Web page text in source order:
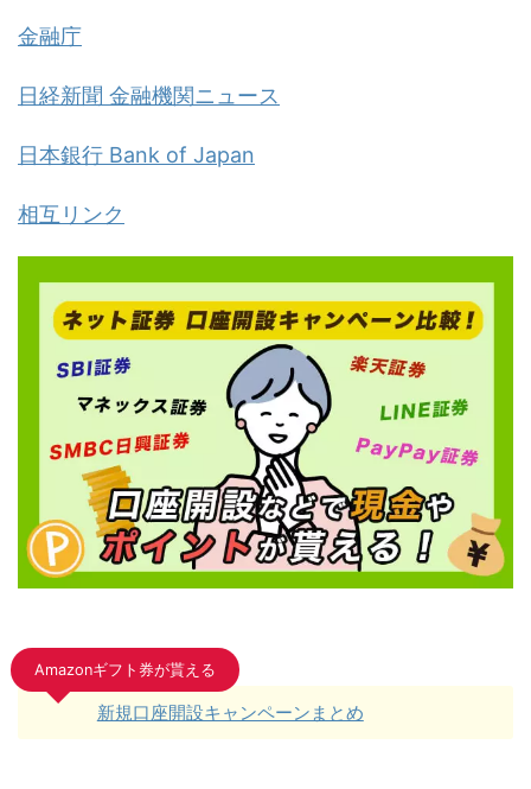
金融庁
日経新聞 金融機関ニュース
日本銀行 Bank of Japan
相互リンク
Amazonギフト券が貰える
新規口座開設キャンペーンまとめ